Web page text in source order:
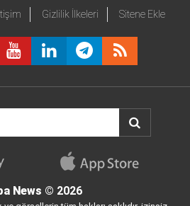
Gizlilik İlkeleri Sitene Ekle
News © 2026